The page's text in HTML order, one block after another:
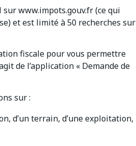
sur www.impots.gouv.fr (ce qui
et est limité à 50 recherches sur
fiscale pour vous permettre
de l’application « Demande de
sur :
d’un terrain, d’une exploitation,